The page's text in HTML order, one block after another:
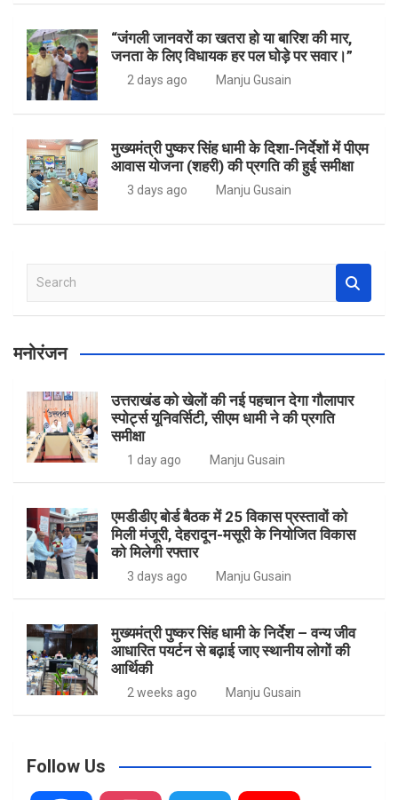
“जंगली जानवरों का खतरा हो या बारिश की मार,
जनता के लिए विधायक हर पल घोड़े पर सवार।”
2 days ago Manju Gusain
मुख्यमंत्री पुष्कर सिंह धामी के दिशा-निर्देशों में पीएम
आवास योजना (शहरी) की प्रगति की हुई समीक्षा
3 days ago Manju Gusain
a
r
c
मनोरंजन
उत्तराखंड को खेलों की नई पहचान देगा गौलापार
स्पोर्ट्स यूनिवर्सिटी, सीएम धामी ने की प्रगति
समीक्षा
1 day ago Manju Gusain
एमडीडीए बोर्ड बैठक में 25 विकास प्रस्तावों को
मिली मंजूरी, देहरादून-मसूरी के नियोजित विकास
को मिलेगी रफ्तार
3 days ago Manju Gusain
मुख्यमंत्री पुष्कर सिंह धामी के निर्देश – वन्य जीव
आधारित पयर्टन से बढ़ाई जाए स्थानीय लोगों की
आर्थिकी
2 weeks ago Manju Gusain
Follow Us